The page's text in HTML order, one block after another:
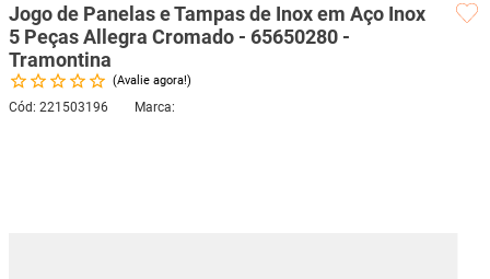
Jogo de Panelas e Tampas de Inox em Aço Inox
5 Peças Allegra Cromado - 65650280 -
Tramontina
Avalie agora!
Cód: 221503196
5 º porta
vaso sanitário
7º tinta
cadeira